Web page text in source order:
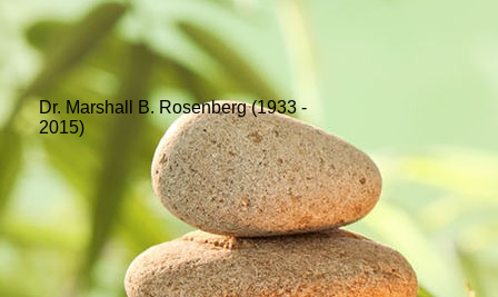
Dr. Marshall B. Rosenberg (1933 -
2015)